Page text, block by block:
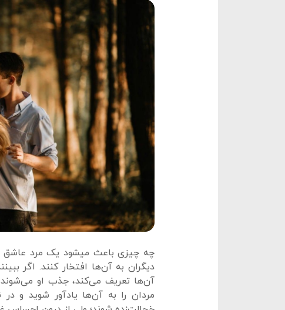
چه چیزی باعث میشود یک مرد عاشق
دیگران به آن‌ها افتخار کنند. اگر
آن‌ها تعریف می‌کند، جذب او
مردان را به آن‌ها یادآور شوید و در